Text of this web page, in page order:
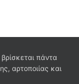
πάντα
αρτοποιίας και